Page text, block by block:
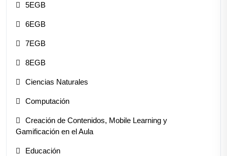
5EGB
6EGB
7EGB
8EGB
Ciencias Naturales
Computación
Creación de Contenidos, Mobile Learning y
Gamificación en el Aula
Educación